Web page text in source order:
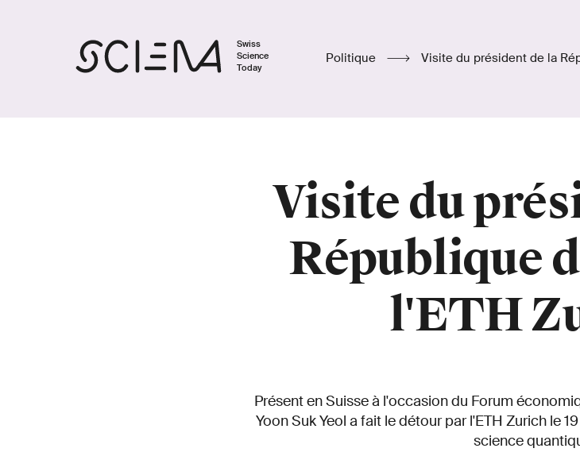
Swiss
Science
Today
Politique Visite du président de la
Visite du
République
l'ETH
Présent en Suisse à l'occasion du Forum
Yoon Suk Yeol a fait le détour par l'ETH Zurich le
science